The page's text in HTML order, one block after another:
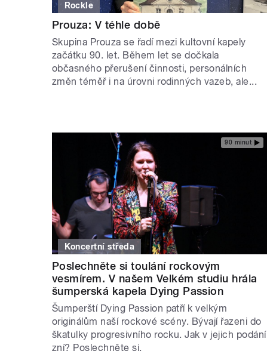
Rockle
Prouza: V téhle době
Skupina Prouza se řadí mezi kultovní kapely
začátku 90. let. Během let se dočkala
občasného přerušení činnosti, personálních
změn téměř i na úrovni rodinných vazeb, ale...
90 minut
Koncertní středa
Poslechněte si toulání rockovým
vesmírem. V našem Velkém studiu hrála
šumperská kapela Dying Passion
Šumperští Dying Passion patří k velkým
originálům naší rockové scény. Bývají řazeni do
škatulky progresivního rocku. Jak v jejich podání
zní? Poslechněte si.